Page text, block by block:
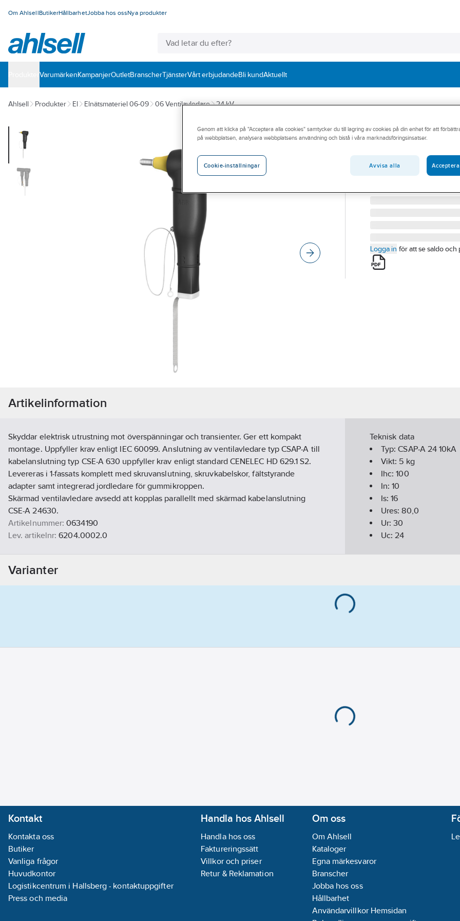
Om AhlsellButikerHållbarhetJobba hos ossNya produkter
VarumärkenKampanjerOutletBranscherTjänsterVårt erbjudandeBli kundAktuellt
Ahlsell Produkter El Elnätsmateriel 06-09 06 Ventilavledare 24 kV
NKT
Ventilavledare
VENTILAVLEDARE
Artikelnummer:
0634190
6204.0002.0
Logga in för att se saldo och
Artikelinformation
Skyddar elektrisk utrustning mot överspänningar och transienter. Ger ett kompakt
montage. Uppfyller krav enligt IEC 60099. Anslutning av ventilavledare typ CSAP-A till
kabelanslutning typ CSE-A 630 uppfyller krav enligt standard CENELEC HD 629.1 S2.
Levereras i 1-fassats komplett med skruvanslutning, skruvkabelskor, fältstyrande
adapter samt integrerad jordledare för gummikroppen.
Skärmad ventilavledare avsedd att kopplas parallellt med skärmad kabelanslutning
CSE-A 24630.
Artikelnummer: 0634190
Lev. artikelnr: 6204.0002.0
Teknisk data
Typ:CSAP-A 24 10kA
Vikt: 5 kg
Ihc:100
In:10
Is:16
Ures:80,0
Ur:30
Uc:24
Varianter
Kontakt
Kontakta oss
Butiker
Vanliga frågor
Huvudkontor
Logistikcentrum i Hallsberg - kontaktuppgifter
Press och media
Handla hos Ahlsell
Handla hos oss
Faktureringssätt
Villkor och priser
Retur & Reklamation
Om oss
Om Ahlsell
Kataloger
Egna märkesvaror
Branscher
Jobba hos oss
Hållbarhet
Användarvillkor Hemsidan
Genom att klicka på "Acceptera alla cookies" samtycker du till lagring av cookies på din enhet för att
på webbplatsen, analysera webbplatsens användning och bistå i våra marknadsföringsinsatser.
Cookie-inställningar Avvisa alla